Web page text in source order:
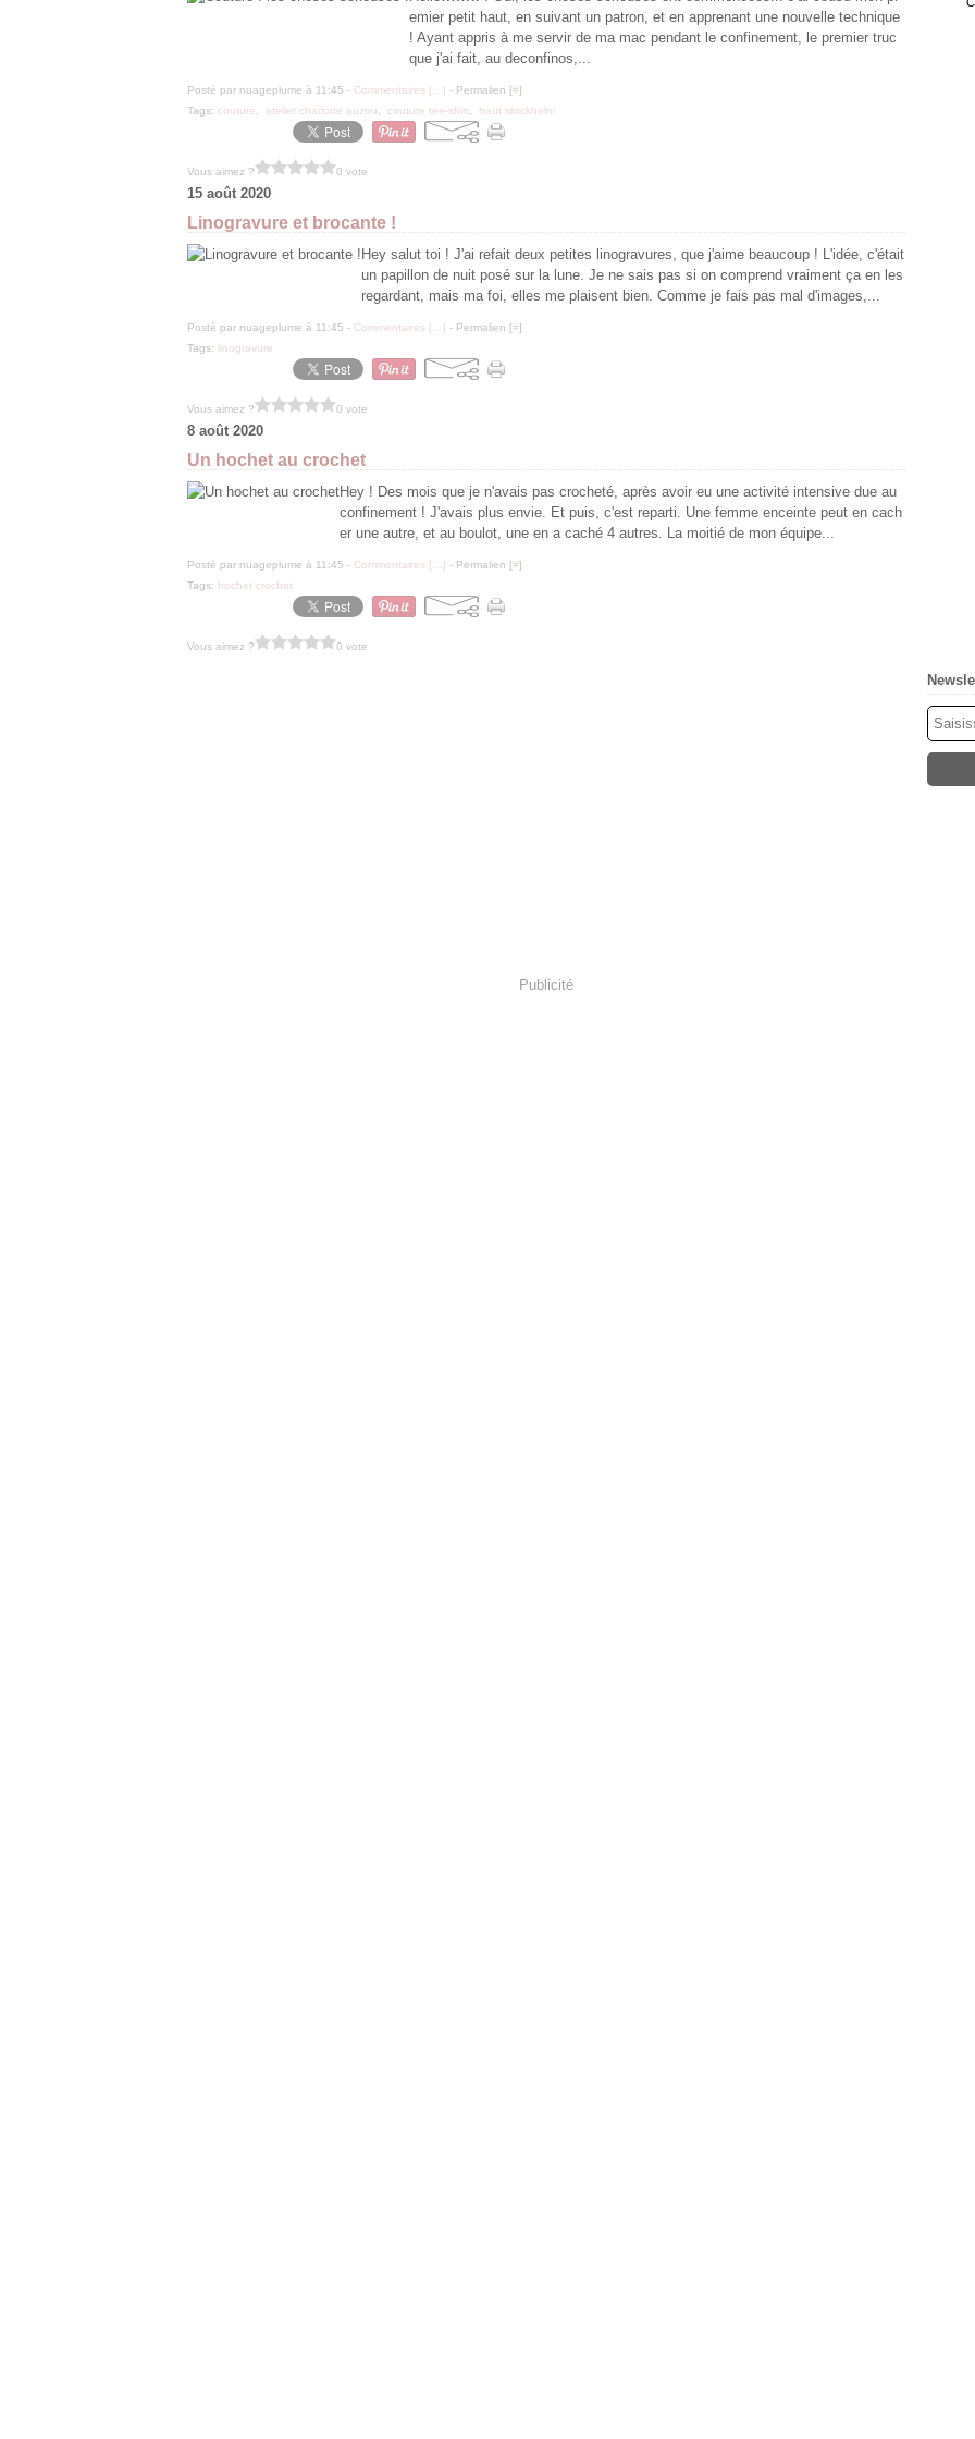
emier petit haut, en suivant un patron, et en apprenant une nouvelle technique
! Ayant appris à me servir de ma mac pendant le confinement, le premier truc
que j'ai fait, au deconfinos,...
Posté par nuageplume à 11:45 - Commentaires [ ] - Permalien [#]
Tags: couture atelier charlotte auzou couture tee-shirt haut stockholm
Vous aimez ? 0 vote
15 août 2020
Linogravure et brocante !
Hey salut toi ! J'ai refait deux petites linogravures, que j'aime beaucoup ! L'idée, c'était
un papillon de nuit posé sur la lune. Je ne sais pas si on comprend vraiment ça en les
regardant, mais ma foi, elles me plaisent bien. Comme je fais pas mal d'images,...
Posté par nuageplume à 11:45 - Commentaires [ ] - Permalien [#]
Tags:
linogravure
Vous aimez ? 0 vote
8 août 2020
Un hochet au crochet
Hey ! Des mois que je n'avais pas crocheté, après avoir eu une activité intensive due au
confinement ! J'avais plus envie. Et puis, c'est reparti. Une femme enceinte peut en cach
er une autre, et au boulot, une en a caché 4 autres. La moitié de mon équipe...
Posté par nuageplume à 11:45 - Commentaires [ ] - Permalien [#]
Tags: hochet crochet
Vous aimez ? 0 vote
Publicité